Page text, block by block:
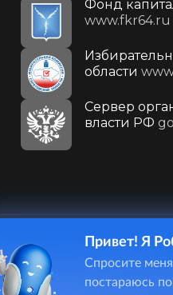
Фонд
www.fkr64.ru
области
Сервер
власти РФ
410031, г.
+7(8452)26-02-49
Привет! Я
Спросите
постараюсь